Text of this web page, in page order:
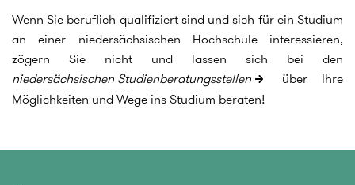
Wenn Sie beruflich qualifiziert sind und sich für ein Studium
an einer niedersächsischen Hochschule interessieren,
zögern Sie nicht und lassen sich bei den
niedersächsischen Studienberatungsstellen
über Ihre
Möglichkeiten und Wege ins Studium beraten!